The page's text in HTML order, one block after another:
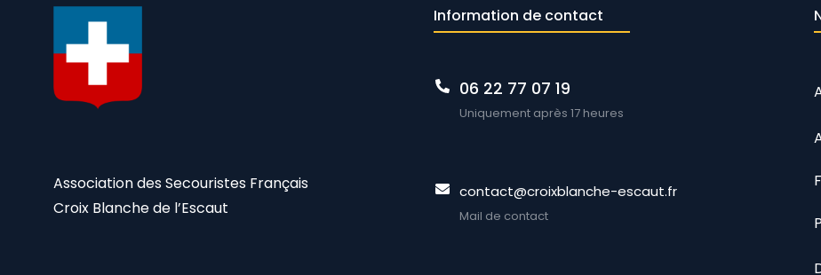
Association des Secouristes Français
Croix Blanche de l’Escaut
Information de contact
06 22 77 07 19
Uniquement après 17 heures
contact@croixblanche-escaut.fr
Mail de contact